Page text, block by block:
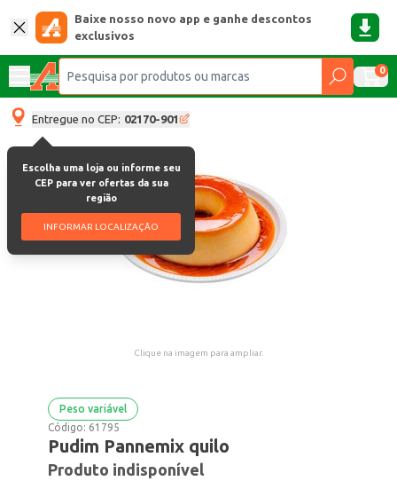
Baixe nosso novo app e ganhe descontos
exclusivos
0
Entregue no CEP: 02170-901
Escolha uma loja ou informe seu
CEP para ver ofertas da sua
região
INFORMAR LOCALIZAÇÃO
Clique na imagem para ampliar.
Peso variável
Código: 61795
Pudim Pannemix quilo
Produto indisponível